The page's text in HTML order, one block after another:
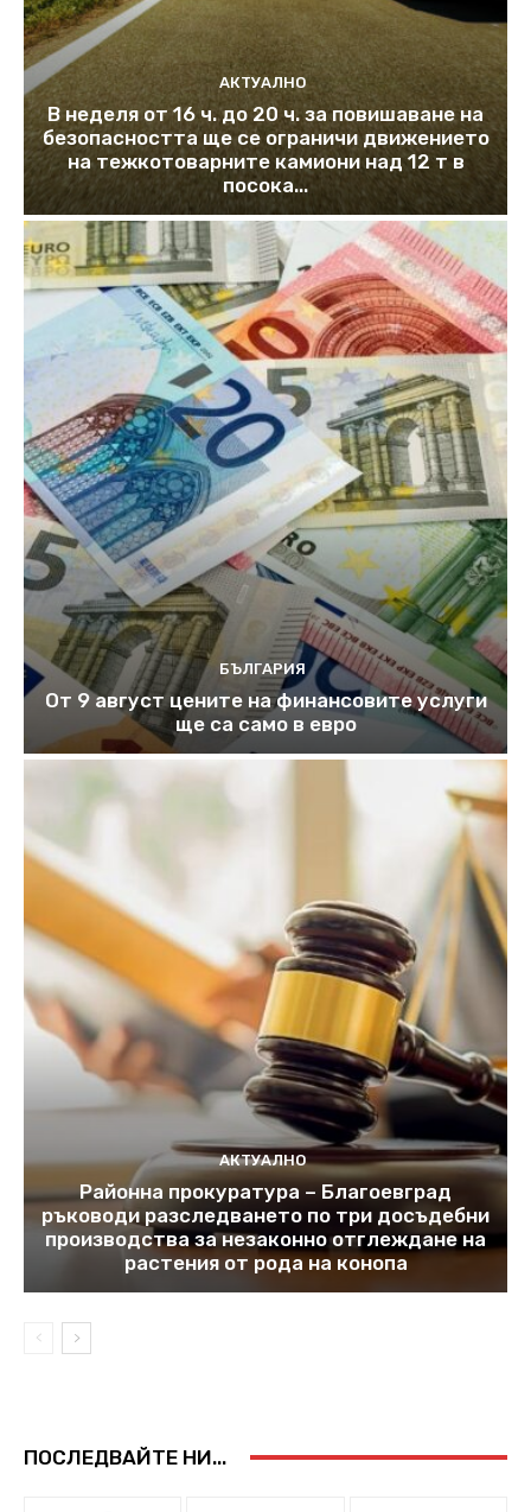
АКТУАЛНО
В неделя от 16 ч. до 20 ч. за повишаване на
безопасността ще се ограничи движението
на тежкотоварните камиони над 12 т в
посока...
БЪЛГАРИЯ
От 9 август цените на финансовите услуги
ще са само в евро
АКТУАЛНО
Районна прокуратура – Благоевград
ръководи разследването по три досъдебни
производства за незаконно отглеждане на
растения от рода на конопа
ПОСЛЕДВАЙТЕ НИ...